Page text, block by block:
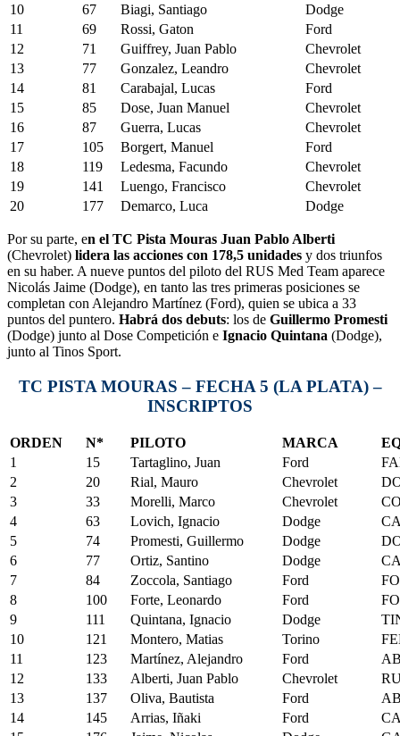
10
67 Biagi, Santiago
Dodge
11
69 Rossi, Gaton
Ford
12
71 Guiffrey, Juan Pablo
Chevrolet
13
77 Gonzalez, Leandro
Chevrolet
14
81 Carabajal, Lucas
Ford
15
85 Dose, Juan Manuel
Chevrolet
16
87 Guerra, Lucas
Chevrolet
17
105 Borgert, Manuel
Ford
18
119 Ledesma, Facundo
Chevrolet
19
141 Luengo, Francisco
Chevrolet
20
177 Demarco, Luca Dodge
Por su parte, en el TC Pista Mouras Juan Pablo Alberti
(Chevrolet) lidera las acciones con 178,5 unidades y dos triunfos
en su haber. A nueve puntos del piloto del RUS Med Team aparece
Nicolás Jaime (Dodge), en tanto las tres primeras posiciones se
completan con Alejandro Martínez (Ford), quien se ubica a 33
puntos del puntero. Habrá dos debuts: los de Guillermo Promesti
(Dodge) junto al Dose Competición e Ignacio Quintana (Dodge),
junto al Tinos Sport.
TC PISTA MOURAS – FECHA 5 (LA PLATA) –
INSCRIPTOS
ORDEN N* PILOTO MARCA
1
15 Tartaglino, Juan Ford
2
20 Rial, Mauro Chevrolet
3
33 Morelli, Marco Chevrolet
4
63 Lovich, Ignacio Dodge
5
74 Promesti, Guillermo Dodge
6
77 Ortiz, Santino Dodge
7
84 Zoccola, Santiago Ford
8
100 Forte, Leonardo Ford
9
111 Quintana, Ignacio Dodge
10
121 Montero, Matias Torino
11
123 Martínez, Alejandro Ford
12
133 Alberti, Juan Pablo Chevrolet
13
137 Oliva, Bautista Ford
14
145 Arrias, Iñaki Ford